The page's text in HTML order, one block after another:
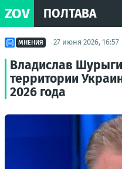
ZOV ПОЛТАВА
МНЕНИЯ 27 июня 2026, 16:57
Владислав
территории
2026 года